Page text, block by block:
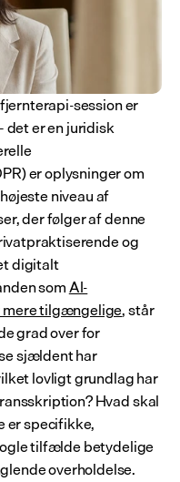
session er
er en juridisk
er oplysninger om
niveau af
der følger af denne
og
digitalt
som AI-
tilgængelige, står
grad over for
sjældent har
lovligt grundlag har
Hvad skal
er specifikke,
tilfælde betydelige
overholdelse.